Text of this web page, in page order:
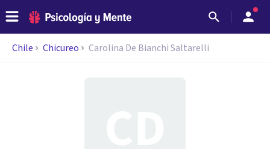
Chile Chicureo Carolina De Bianchi Saltarelli